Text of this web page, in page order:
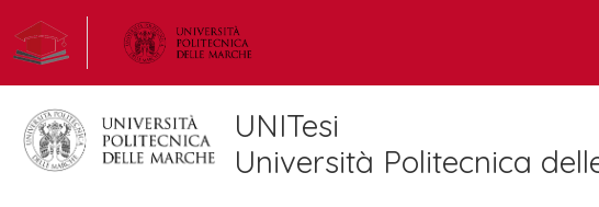
UNITesi
Università Politecnica